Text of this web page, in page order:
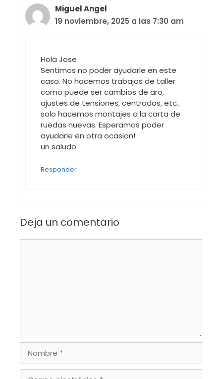
Miguel Angel
19 noviembre, 2025 a las 7:30 am
Hola Jose
Sentimos no poder ayudarle en este
caso. No hacemos trabajos de taller
como puede ser cambios de aro,
ajustes de tensiones, centrados, etc..
solo hacemos montajes a la carta de
ruedas nuevas. Esperamos poder
ayudarle en otra ocasion!
un saludo.
Responder
Deja un comentario